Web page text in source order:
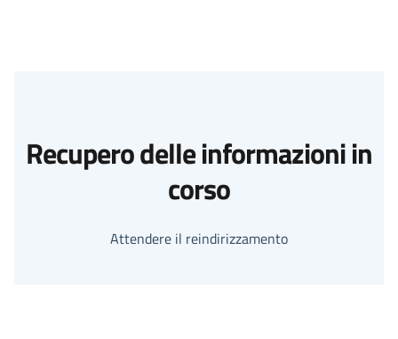
Recupero delle informazioni in
corso
Attendere il reindirizzamento